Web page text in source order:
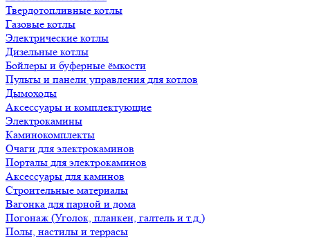
Твердотопливные котлы
Газовые котлы
Электрические котлы
Дизельные котлы
Бойлеры и буферные ёмкости
Пульты и панели управления для котлов
Дымоходы
Аксессуары и комплектующие
Электрокамины
Каминокомплекты
Очаги для электрокаминов
Порталы для электрокаминов
Аксессуары для каминов
Строительные материалы
Вагонка для парной и дома
Погонаж (Уголок, планкен, галтель и т.д.)
Полы, настилы и террасы